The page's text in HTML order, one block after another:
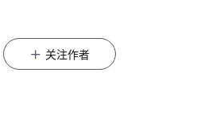
关注作者